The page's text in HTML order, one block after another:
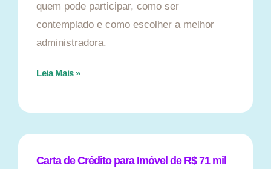
quem pode participar, como ser
contemplado e como escolher a melhor
administradora.
Leia Mais »
Carta de Crédito para Imóvel de R$ 71 mil